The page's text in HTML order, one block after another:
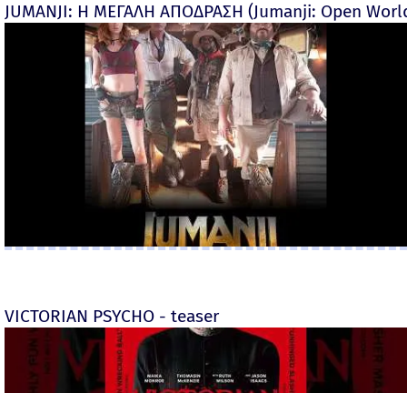
JUMANJI: Η ΜΕΓΑΛΗ ΑΠΟΔΡΑΣΗ (Jumanji: Open
VICTORIAN PSYCHO - teaser